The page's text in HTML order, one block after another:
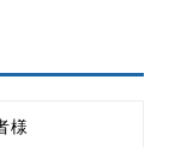
様